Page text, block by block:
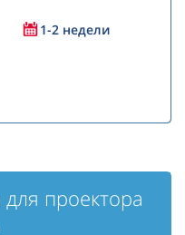
1-2 недели
для проектора